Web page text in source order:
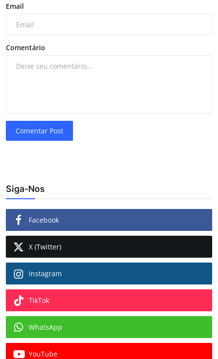
Email
Comentário
Comentar Post
Siga-Nos
Facebook
X (Twitter)
Instagram
TikTok
WhatsApp
YouTube